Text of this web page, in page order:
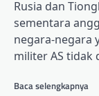
Rusia dan
sementara
negara-negara
militer AS tidak
Baca selengkapnya